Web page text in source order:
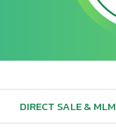
DIRECT SALE & MLM